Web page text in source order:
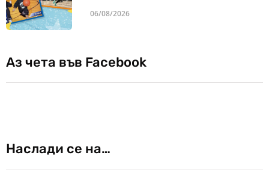
06/08/2026
Аз чета във Facebook
Наслади се на…